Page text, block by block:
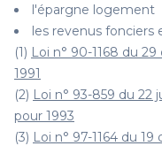
l'épargne logement
les revenus fonciers
(1) Loi n° 90-1168 du
1991
(2) Loi n° 93-859 du 22
pour 1993
(3) Loi n° 97-1164 du